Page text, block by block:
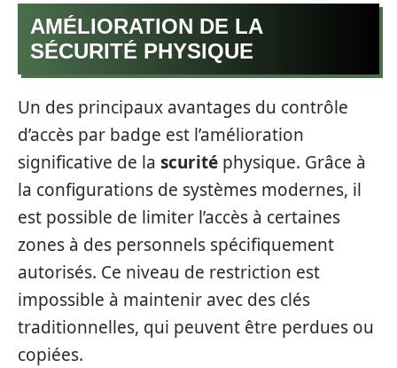
AMÉLIORATION DE LA
SÉCURITÉ PHYSIQUE
Un des principaux avantages du contrôle
d’accès par badge est l’amélioration
significative de la scurité physique. Grâce à
la configurations de systèmes modernes, il
est possible de limiter l’accès à certaines
zones à des personnels spécifiquement
autorisés. Ce niveau de restriction est
impossible à maintenir avec des clés
traditionnelles, qui peuvent être perdues ou
copiées.